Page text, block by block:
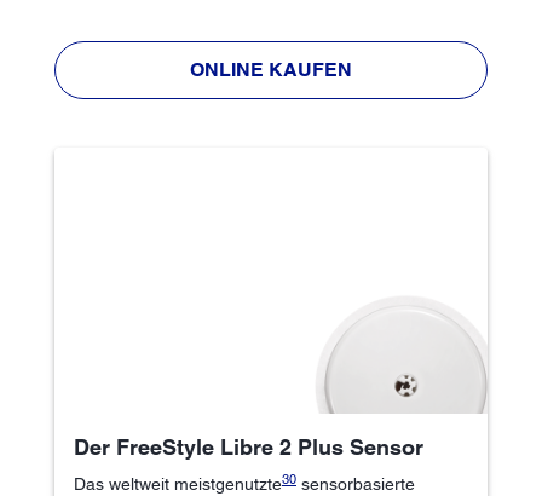
ONLINE KAUFEN
Der FreeStyle Libre 2 Plus Sensor
Das weltweit meistgenutzte30 sensorbasierte